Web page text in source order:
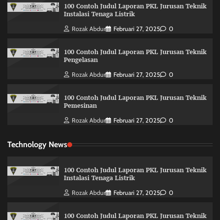
100 Contoh Judul Laporan PKL Jurusan Teknik
Instalasi Tenaga Listrik
Rozak Abdur Februari 27, 2025 0
100 Contoh Judul Laporan PKL Jurusan Teknik
Pengelasan
Rozak Abdur Februari 27, 2025 0
100 Contoh Judul Laporan PKL Jurusan Teknik
Pemesinan
Rozak Abdur Februari 27, 2025 0
Technology News
100 Contoh Judul Laporan PKL Jurusan Teknik
Instalasi Tenaga Listrik
Rozak Abdur Februari 27, 2025 0
100 Contoh Judul Laporan PKL Jurusan Teknik